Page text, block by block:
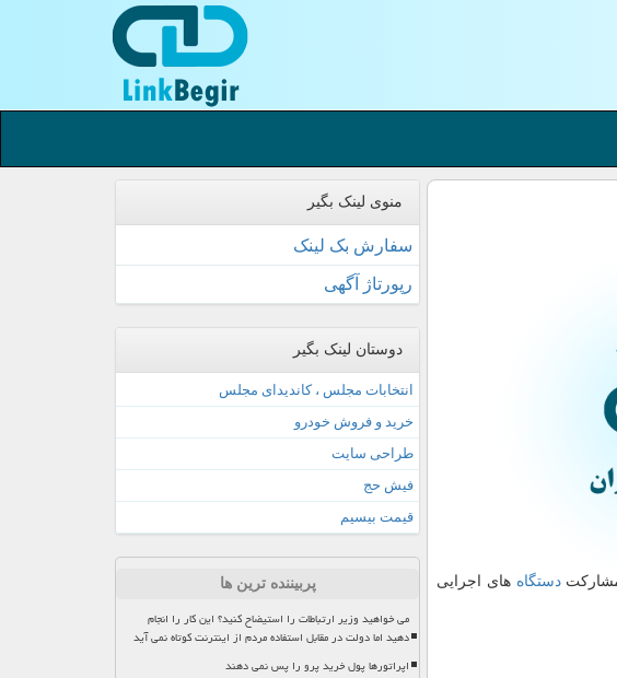
مشاركتدستگاه های اجرایی
منوی لینک بگیر
سفارش بک لینک
رپورتاژ آگهی
دوستان لینک بگیر
انتخابات مجلس ، کاندیدای مجلس
خرید و فروش خودرو
طراحی سایت
فیش حج
قیمت بیسیم
پربیننده ترین ها
می خواهید وزیر ارتباطات را استیضاح کنید؟ این کار را انجام
دهید اما دولت در مقابل استفاده مردم از اینترنت کوتاه نمی آید
اپراتورها پول خرید پرو را پس نمی دهند